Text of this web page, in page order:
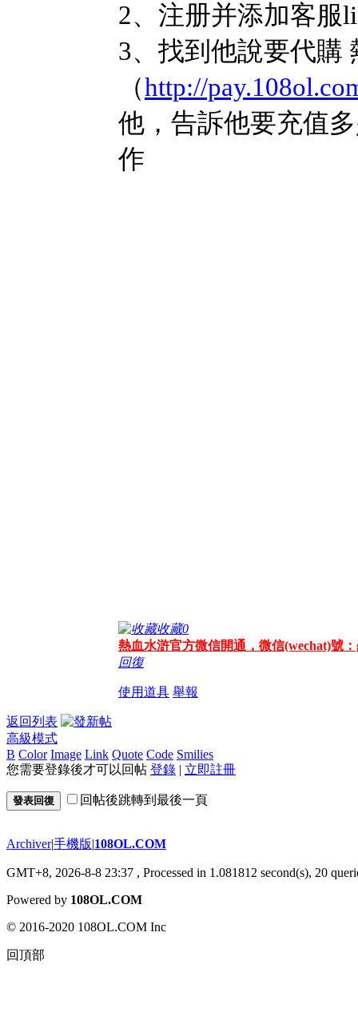
2、注册并添加客服
3、找到他說要代購
（http://
他，告訴他要充值
作
收藏0
熱血水滸官方微信開通，微信(wechat)號：
回復
使用道具 舉報
返回列表
高級模式
B Color Image Link Quote Code Smilies
您需要登錄後才可以回帖 登錄 | 立即註冊
發表回復 回帖後跳轉到最後一頁
Archiver|手機版|108OL.COM
GMT+8, 2026-8-8 23:37 , Processed in 1.081812 second(s), 20
Powered by 108OL.COM
© 2016-2020 108OL.COM Inc
回頂部